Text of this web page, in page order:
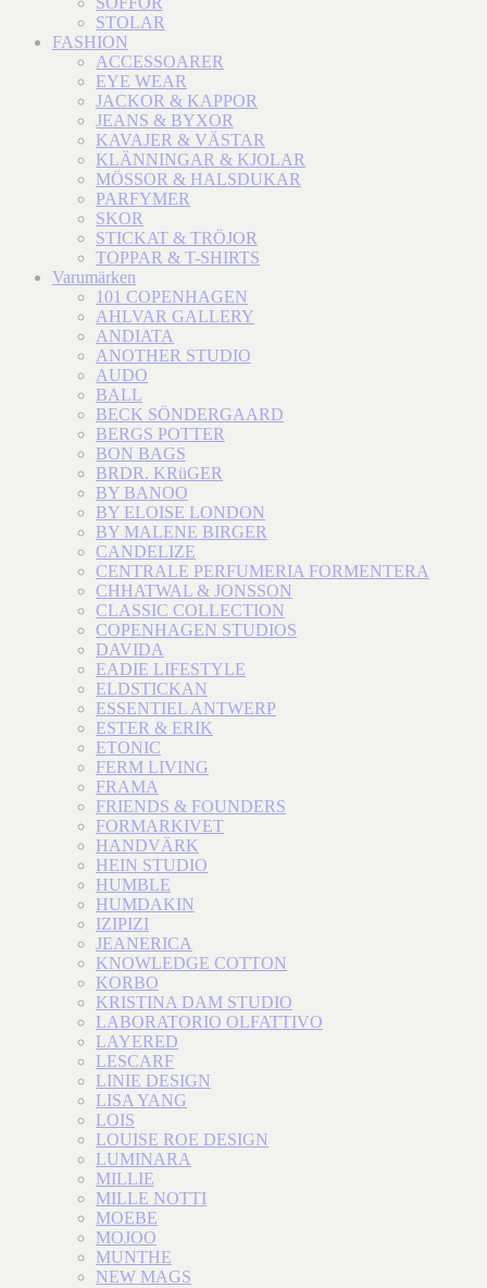
STOLAR
FASHION
ACCESSOARER
EYE WEAR
JACKOR & KAPPOR
JEANS & BYXOR
KAVAJER & VÄSTAR
KLÄNNINGAR & KJOLAR
MÖSSOR & HALSDUKAR
PARFYMER
SKOR
STICKAT & TRÖJOR
TOPPAR & T-SHIRTS
Varumärken
101 COPENHAGEN
AHLVAR GALLERY
ANDIATA
ANOTHER STUDIO
AUDO
BALL
BECK SÖNDERGAARD
BERGS POTTER
BON BAGS
BRDR. KRüGER
BY BANOO
BY ELOISE LONDON
BY MALENE BIRGER
CANDELIZE
CENTRALE PERFUMERIA FORMENTERA
CHHATWAL & JONSSON
CLASSIC COLLECTION
COPENHAGEN STUDIOS
DAVIDA
EADIE LIFESTYLE
ELDSTICKAN
ESSENTIEL ANTWERP
ESTER & ERIK
ETONIC
FERM LIVING
FRAMA
FRIENDS & FOUNDERS
FORMARKIVET
HANDVÄRK
HEIN STUDIO
HUMBLE
HUMDAKIN
IZIPIZI
JEANERICA
KNOWLEDGE COTTON
KORBO
KRISTINA DAM STUDIO
LABORATORIO OLFATTIVO
LAYERED
LESCARF
LINIE DESIGN
LISA YANG
LOIS
LOUISE ROE DESIGN
LUMINARA
MILLIE
MILLE NOTTI
MOEBE
MOJOO
MUNTHE
NEW MAGS